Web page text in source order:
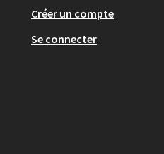
Créer un compte
Se connecter